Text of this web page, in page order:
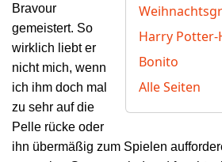
Harry Potter-
Bonito
Alle Seiten
Bravour
gemeistert. So
wirklich liebt er
nicht mich, wenn
ich ihm doch mal
zu sehr auf die
Pelle rücke oder
ihn übermäßig zum Spielen